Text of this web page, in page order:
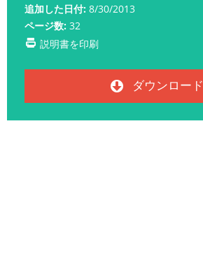
追加した日付: 8/30/2013
ページ数: 32
説明書を印刷
ダウンロード